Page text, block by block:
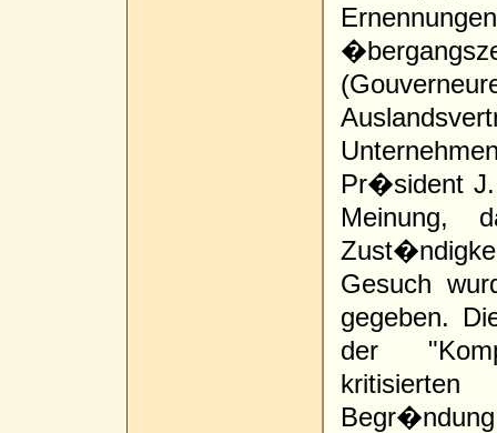
Pr�sident
Meinung,
Gesuch
gegeben.
der